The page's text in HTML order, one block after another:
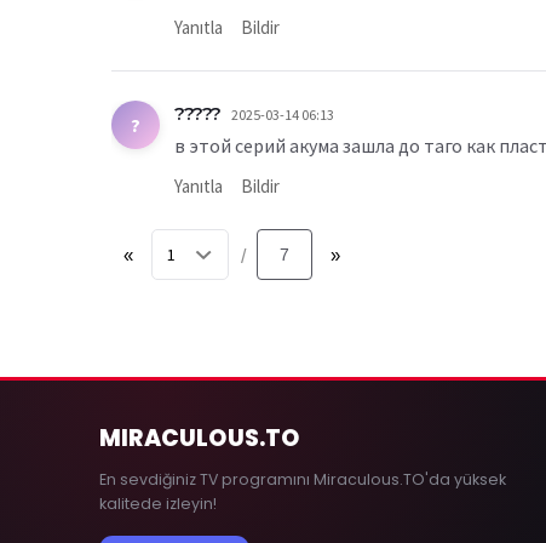
Yanıtla Bildir
? ????? 2025-03-14 06:13
в этой серий акума зашла до таго как
Yanıtla Bildir
« / 7 »
MIRACULOUS.TO
En sevdiğiniz TV programını Miraculous.TO'da yüksek
kalitede izleyin!